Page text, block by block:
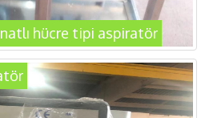
hücre tipi aspiratör